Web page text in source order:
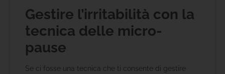
Gestire l’irritabilità con la
tecnica delle micro-
pause
Se ci fosse una tecnica che ti consente di gestire